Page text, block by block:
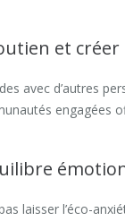
et créer
avec d’autres
engagées
laisser l’éco-